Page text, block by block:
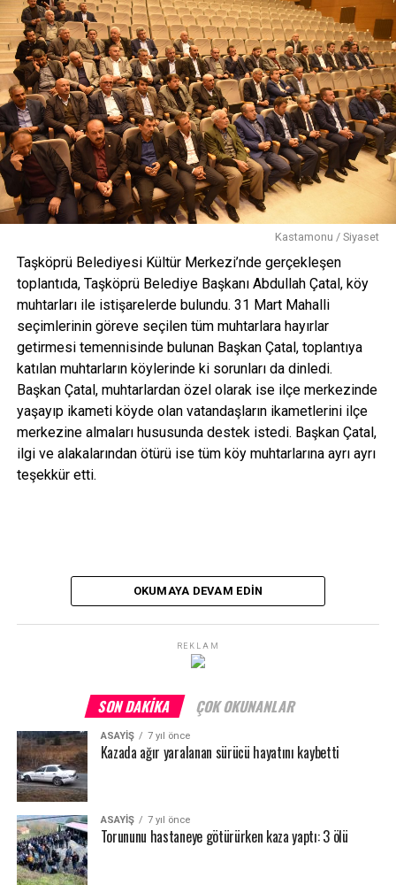
Kastamonu / Siyaset
Taşköprü Belediyesi Kültür Merkezi’nde gerçekleşen
toplantıda, Taşköprü Belediye Başkanı Abdullah Çatal, köy
muhtarları ile istişarelerde bulundu. 31 Mart Mahalli
seçimlerinin göreve seçilen tüm muhtarlara hayırlar
getirmesi temennisinde bulunan Başkan Çatal, toplantıya
katılan muhtarların köylerinde ki sorunları da dinledi.
Başkan Çatal, muhtarlardan özel olarak ise ilçe merkezinde
yaşayıp ikameti köyde olan vatandaşların ikametlerini ilçe
merkezine almaları hususunda destek istedi. Başkan Çatal,
ilgi ve alakalarından ötürü ise tüm köy muhtarlarına ayrı ayrı
teşekkür etti.
OKUMAYA DEVAM EDIN
REKLAM
SON DAKIKA ÇOK OKUNANLAR
ASAYİŞ 7 yıl önce
Kazada ağır yaralanan sürücü hayatını kaybetti
ASAYİŞ 7 yıl önce
Torununu hastaneye götürürken kaza yaptı: 3 ölü